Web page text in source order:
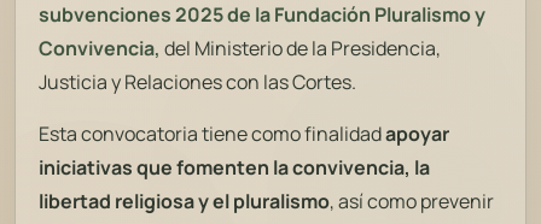
subvenciones 2025 de la Fundación Pluralismo y
Convivencia, del Ministerio de la Presidencia,
Justicia y Relaciones con las Cortes.
Esta convocatoria tiene como finalidadapoyar
iniciativas que fomenten la convivencia, la
libertad religiosa y el pluralismo, así como prevenir